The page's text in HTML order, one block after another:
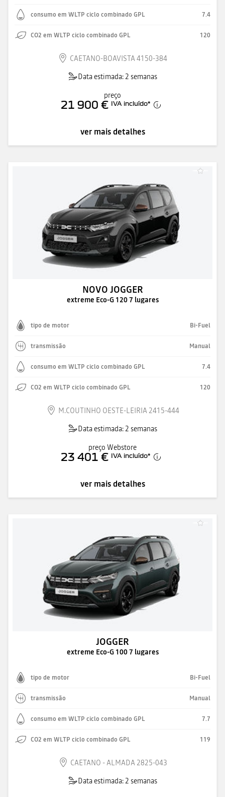
consumo em WLTP ciclo combinado GPL 7.4
CO2 em WLTP ciclo combinado GPL 120
CAETANO-BOAVISTA 4150-384
Data estimada: 2 semanas
preço
21 900 € IVA incluído*
ver mais detalhes
NOVO JOGGER
extreme Eco-G 120 7 lugares
tipo de motor Bi-Fuel
transmissão Manual
consumo em WLTP ciclo combinado GPL 7.4
CO2 em WLTP ciclo combinado GPL 120
M.COUTINHO OESTE-LEIRIA 2415-444
Data estimada: 2 semanas
preço Webstore
23 401 € IVA incluído*
ver mais detalhes
JOGGER
extreme Eco-G 100 7 lugares
tipo de motor Bi-Fuel
transmissão Manual
consumo em WLTP ciclo combinado GPL 7.7
CO2 em WLTP ciclo combinado GPL 119
CAETANO - ALMADA 2825-043
Data estimada: 2 semanas